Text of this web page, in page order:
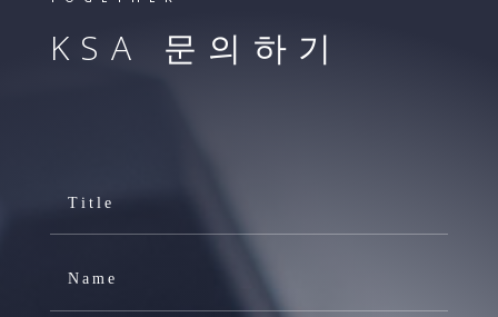
KSA 문의하기